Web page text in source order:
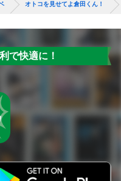
オトコを見せてよ倉田くん！
で快適に！